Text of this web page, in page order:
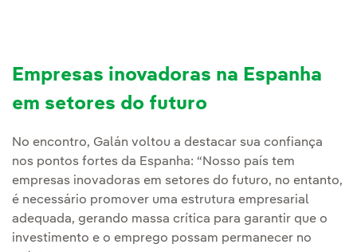
Empresas inovadoras na Espanha
em setores do futuro
No encontro, Galán voltou a destacar sua confiança
nos pontos fortes da Espanha: “Nosso país tem
empresas inovadoras em setores do futuro, no entanto,
é necessário promover uma estrutura empresarial
adequada, gerando massa crítica para garantir que o
investimento e o emprego possam permanecer no